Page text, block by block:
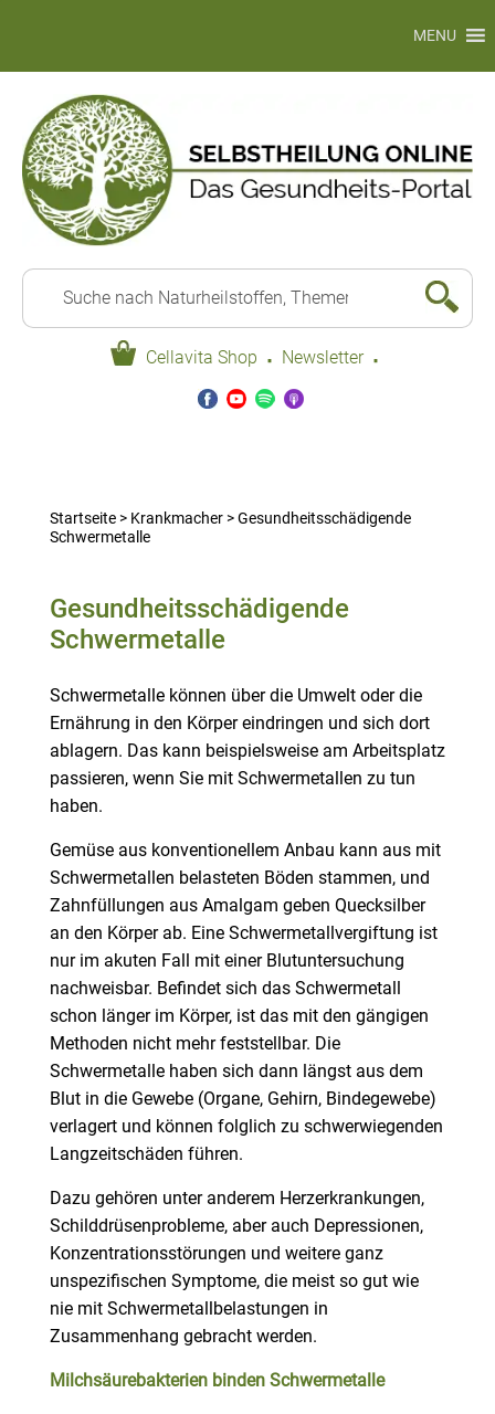
Cellavita Shop · Newsletter ·
MENU
Startseite> Krankmacher>Gesundheitsschädigende
Schwermetalle
Gesundheitsschädigende
Schwermetalle
Schwermetalle können über die Umwelt oder die
Ernährung in den Körper eindringen und sich dort
ablagern. Das kann beispielsweise am Arbeitsplatz
passieren, wenn Sie mit Schwermetallen zu tun
haben.
Gemüse aus konventionellem Anbau kann aus mit
Schwermetallen belasteten Böden stammen, und
Zahnfüllungen aus Amalgam geben Quecksilber
an den Körper ab. Eine Schwermetallvergiftung ist
nur im akuten Fall mit einer Blutuntersuchung
nachweisbar. Befindet sich das Schwermetall
schon länger im Körper, ist das mit den gängigen
Methoden nicht mehr feststellbar. Die
Schwermetalle haben sich dann längst aus dem
Blut in die Gewebe (Organe, Gehirn, Bindegewebe)
verlagert und können folglich zu schwerwiegenden
Langzeitschäden führen.
Dazu gehören unter anderem Herzerkrankungen,
Schilddrüsenprobleme, aber auch Depressionen,
Konzentrationsstörungen und weitere ganz
unspezifischen Symptome, die meist so gut wie
nie mit Schwermetallbelastungen in
Zusammenhang gebracht werden.
Milchsäurebakterien binden Schwermetalle